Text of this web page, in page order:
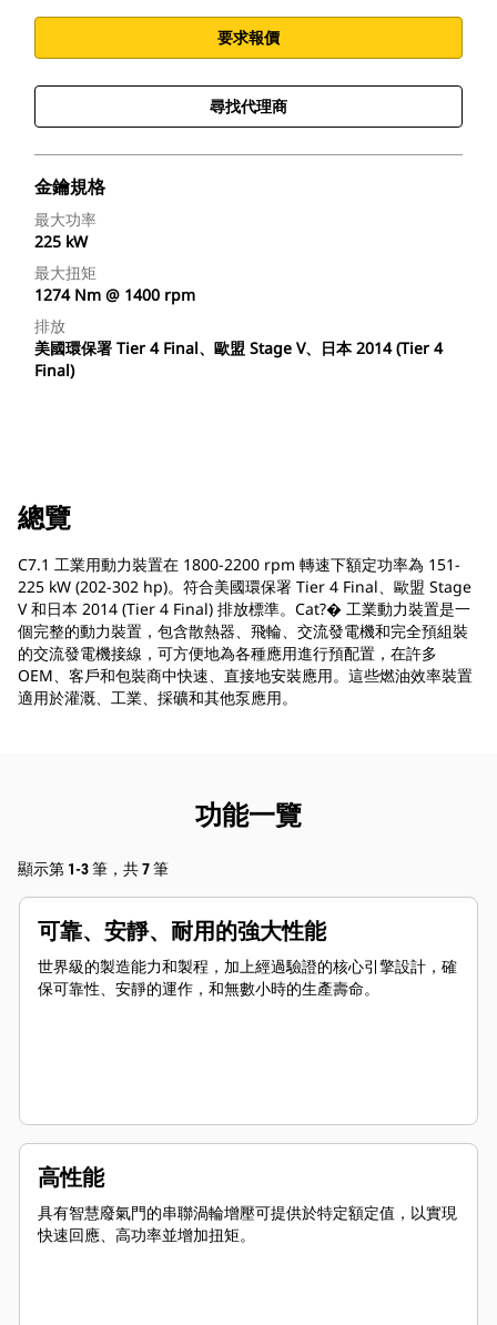
要求報價
尋找代理商
金鑰規格
最大功率
225 kW
最大扭矩
1274 Nm @ 1400 rpm
排放
美國環保署 Tier 4 Final、歐盟 Stage V、日本 2014 (Tier 4
Final)
總覽
C7.1 工業用動力裝置在 1800-2200 rpm 轉速下額定功率為 151-
225 kW (202-302 hp)。符合美國環保署 Tier 4 Final、歐盟 Stage
V 和日本 2014 (Tier 4 Final) 排放標準。Cat?� 工業動力裝置是一
個完整的動力裝置，包含散熱器、飛輪、交流發電機和完全預組裝
的交流發電機接線，可方便地為各種應用進行預配置，在許多
OEM、客戶和包裝商中快速、直接地安裝應用。這些燃油效率裝置
適用於灌溉、工業、採礦和其他泵應用。
功能一覽
顯示第 1-3 筆，共 7 筆
可靠、安靜、耐用的強大性能
世界級的製造能力和製程，加上經過驗證的核心引擎設計，確
保可靠性、安靜的運作，和無數小時的生產壽命。
高性能
具有智慧廢氣門的串聯渦輪增壓可提供於特定額定值，以實現
快速回應、高功率並增加扭矩。